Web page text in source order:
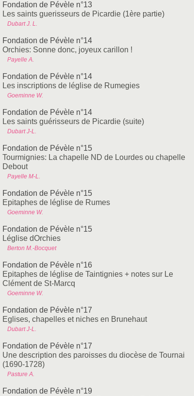
Fondation de Pévèle n°13
Les saints guerisseurs de Picardie (1ère partie)
Dubart J. L.
Fondation de Pévèle n°14
Orchies: Sonne donc, joyeux carillon !
Payelle A.
Fondation de Pévèle n°14
Les inscriptions de léglise de Rumegies
Goeminne W.
Fondation de Pévèle n°14
Les saints guérisseurs de Picardie (suite)
Dubart J-L.
Fondation de Pévèle n°15
Tourmignies: La chapelle ND de Lourdes ou chapelle
Debout
Payelle M-L.
Fondation de Pévèle n°15
Epitaphes de léglise de Rumes
Goeminne W.
Fondation de Pévèle n°15
Léglise dOrchies
Berton M.-Bocquet
Fondation de Pévèle n°16
Epitaphes de léglise de Taintignies + notes sur Le
Clément de St-Marcq
Goeminne W.
Fondation de Pévèle n°17
Eglises, chapelles et niches en Brunehaut
Dubart J-L.
Fondation de Pévèle n°17
Une description des paroisses du diocèse de Tournai
(1690-1728)
Pasture A.
Fondation de Pévèle n°19